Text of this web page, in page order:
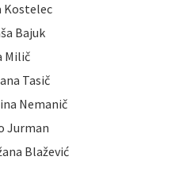
Kostelec
Bajuk
Milič
Tasič
Nemanič
Jurman
Blažević